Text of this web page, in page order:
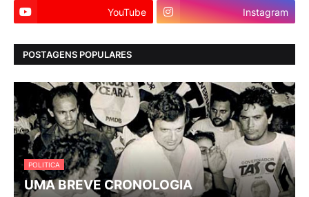
YouTube Instagram
POSTAGENS POPULARES
POLITICA
UMA BREVE CRONOLOGIA